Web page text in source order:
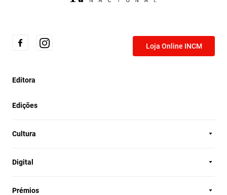
Loja Online INCM
Editora
Edições
Cultura
Digital
Prémios